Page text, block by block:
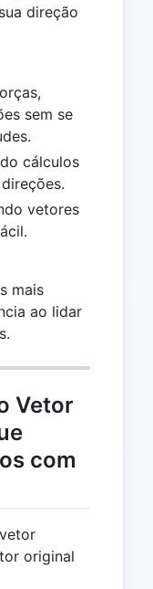
direção
sem se
cálculos
vetores
mais
ao lidar
Vetor
com
original